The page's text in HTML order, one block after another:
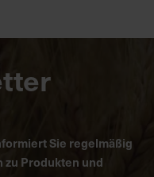
Sie regelmäßig
Produkten und